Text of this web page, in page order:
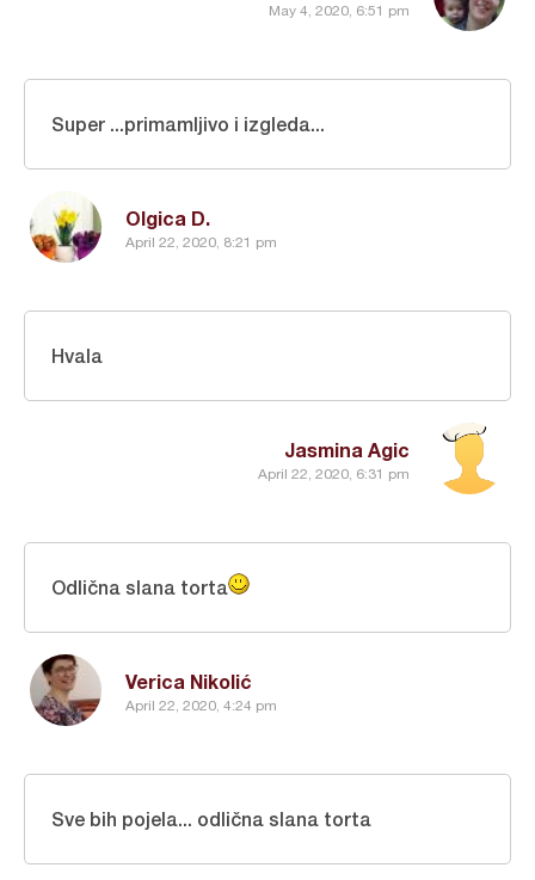
May 4, 2020, 6:51 pm
Olgica D.
April 22, 2020, 8:21 pm
Super ...primamljivo i izgleda...
Jasmina Agic
April 22, 2020, 6:31 pm
Hvala
Verica Nikolić
April 22, 2020, 4:24 pm
Odlična slana torta
Sve bih pojela... odlična slana torta